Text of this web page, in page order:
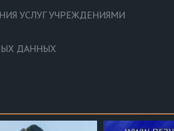
УСЛУГ УЧРЕЖДЕНИЯМИ
ДАННЫХ